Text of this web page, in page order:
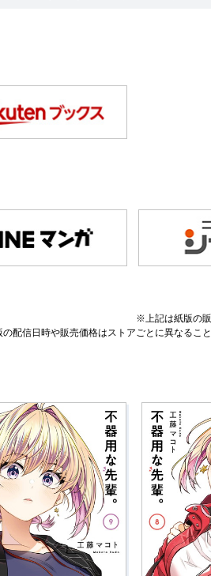
※上記は紙版の
配信日時や販売価格はストアごとに異なるこ